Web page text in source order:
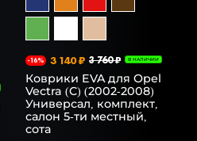
-16% 3 140 ₽ 3 760 ₽ В НАЛИЧИИ
Коврики EVA для Opel
Vectra (C) (2002-2008)
Универсал, комплект,
салон 5-ти местный,
сота